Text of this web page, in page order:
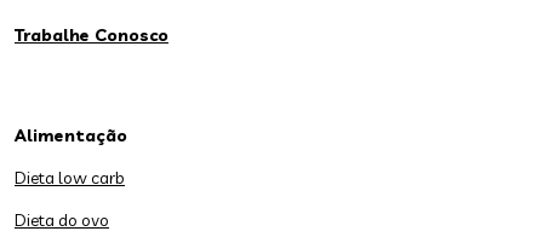
Trabalhe Conosco
Alimentação
Dieta low carb
Dieta do ovo